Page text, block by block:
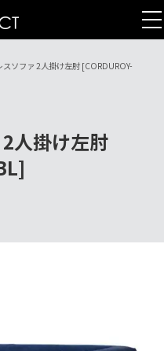
スソファ 2人掛け左肘 [CORDUROY-
2人掛け左肘